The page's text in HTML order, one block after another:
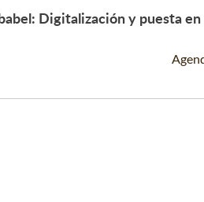
Leer Más +
Digitalización y puesta en